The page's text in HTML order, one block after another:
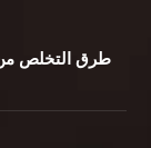
طرق التخلص من